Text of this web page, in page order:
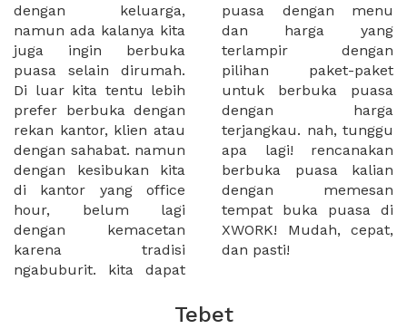
dengan keluarga,
namun ada kalanya kita
juga ingin berbuka
puasa selain dirumah.
Di luar kita tentu lebih
prefer berbuka dengan
rekan kantor, klien atau
dengan sahabat. namun
dengan kesibukan kita
di kantor yang office
hour, belum lagi
dengan kemacetan
karena tradisi
ngabuburit. kita dapat
puasa dengan menu
dan harga yang
terlampir dengan
pilihan paket-paket
untuk berbuka puasa
dengan harga
terjangkau. nah, tunggu
apa lagi! rencanakan
berbuka puasa kalian
dengan memesan
tempat buka puasa di
XWORK! Mudah, cepat,
dan pasti!
Tebet